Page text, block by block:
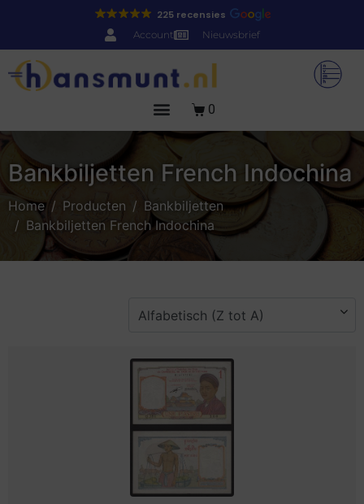
225 recensies
Account Nieuwsbrief
0
Bankbiljetten French Indochina
Home Producten
Bankbiljetten
Bankbiljetten French Indochina